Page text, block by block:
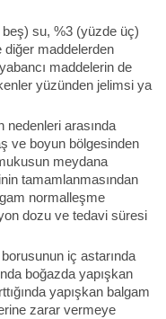
su, %3 (yüzde üç)
diğer maddelerden
maddelerin de
yüzünden jelimsi ya
nedenleri arasında
ve boyun bölgesinden
meydana
tamamlanmasından
normalleşme
dozu ve tedavi süresi
iç astarında
boğazda yapışkan
yapışkan balgam
zarar vermeye